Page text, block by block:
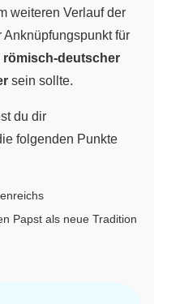
weiteren Verlauf der
für
römisch-deutscher
sein sollte.
du dir
folgenden Punkte
Papst als neue Tradition